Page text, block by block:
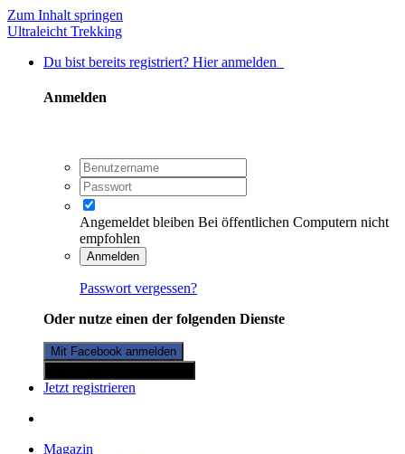
Zum Inhalt springen
Ultraleicht Trekking
Du bist bereits registriert? Hier anmelden
Anmelden
Angemeldet bleiben Bei öffentlichen Computern nicht
empfohlen
Anmelden
Passwort vergessen?
Oder nutze einen der folgenden Dienste
Mit Facebook anmelden
Jetzt registrieren
Magazin